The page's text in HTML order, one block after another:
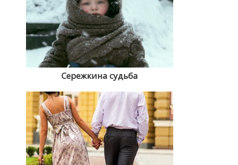
Сережкина судьба